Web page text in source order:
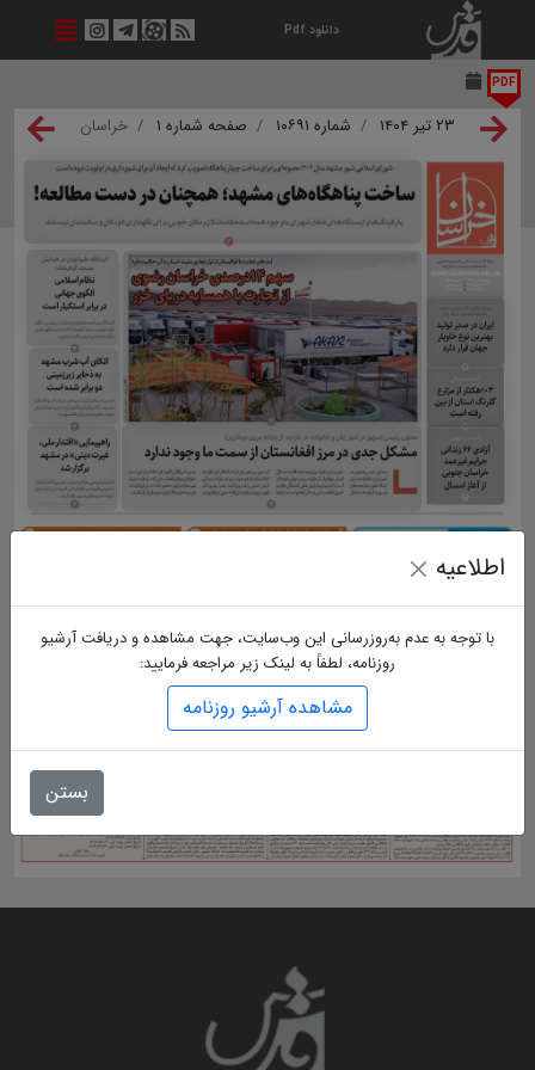
دانلود Pdf
PDF
۲۳ تیر ۱۴۰۴ شماره ۱۰۶۹۱ صفحه شماره ۱ خراسان
اطلاعیه
با توجه به عدم به‌روزرسانی این وب‌سایت، جهت مشاهده و دریافت آرشیو
روزنامه، لطفاً به لینک زیر مراجعه فرمایید:
مشاهده آرشیو روزنامه
بستن